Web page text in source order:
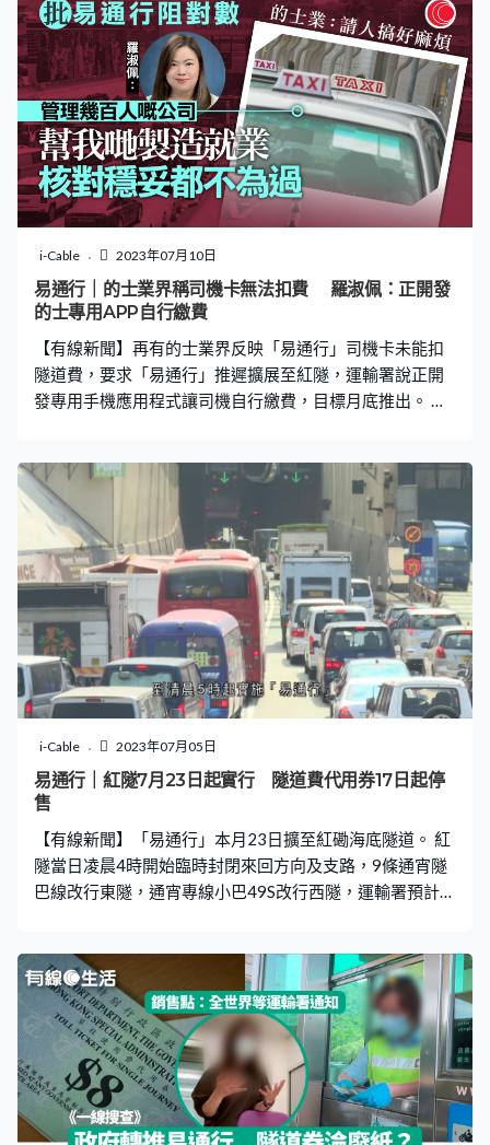
個系統信心真的不大。近來經常說港車北上，有個龍門架
讓車輛試行，是否閱讀到卡貼，其實為何不可用這些方
法，協助的士業界做好些？而非只說你那張貼得不好，如
何貼得不好呢？其實司機不知道。他貼好、跟指示後都不
太可行，至少不是九成多成功，五次可能有一次、兩次不
成功。」
i-Cable 2023年07月10日
易通行｜的士業界稱司機卡無法扣費 羅淑佩：正開發
的士專用APP自行繳費
【有線新聞】再有的士業界反映「易通行」司機卡未能扣
隧道費，要求「易通行」推遲擴展至紅隧，運輸署說正開
發專用手機應用程式讓司機自行繳費，目標月底推出。 青
達到18%，其次是獅隧16%，城隧誤差最少。的士小巴商
總會理事長周國強的車行管理675輛的士，他說平均每日
有兩成的士扣不到隧道費，聘請兩人專門核數。周國強：
「絕對不合理，如果一個打算令到大家方便的應用程式弄
到大家不方便，更引來額外負擔不在政府，落在我們身
上，等如我們聘請人替你收錢你就不理會，你會否津貼我
們？」 運輸署署長羅淑佩：「我們正在開發一個專用的士
手機應用程式，另一個專用針對的士的程式讓司機自行繳
費，因為剛才聽到打理人說要聘請多兩人處理約700輛
車，很麻煩，以前不用的，為何要我們負責？我有時覺
得，你管理一間幾百人的公司，製造就業協助我們管理數
據，核數比較穩妥都不為過的。」 周國強：「可能只是說
笑，因為真正有擔當的署長如何研究解決難題，才是有效
的士專用手機應用程式目標在紅隧實施易通行
i-Cable 2023年07月05日
易通行｜紅隧7月23日起實行 隧道費代用券17日起停
售
【有線新聞】「易通行」本月23日擴至紅磡海底隧道。 紅
隧當日凌晨4時開始臨時封閉來回方向及支路，9條通宵隧
巴線改行東隧，通宵專線小巴49S改行西隧，運輸署預計屆
收費廣場，毋須停車繳費。另外，本月17日起，隧道費代
用券停售，退款詳情另行公布。